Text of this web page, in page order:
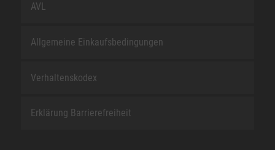
AVL
Allgemeine Einkaufsbedingungen
Verhaltenskodex
Erklärung Barrierefreiheit